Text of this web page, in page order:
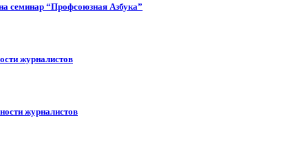
семинар “Профсоюзная Азбука”
журналистов
журналистов